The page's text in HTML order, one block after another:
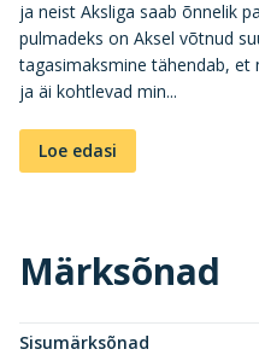
ja neist Aksliga saab õnnelik
pulmadeks on Aksel võtnud
tagasimaksmine tähendab, et
ja äi kohtlevad min...
Loe edasi
Märksõnad
Sisumärksõnad